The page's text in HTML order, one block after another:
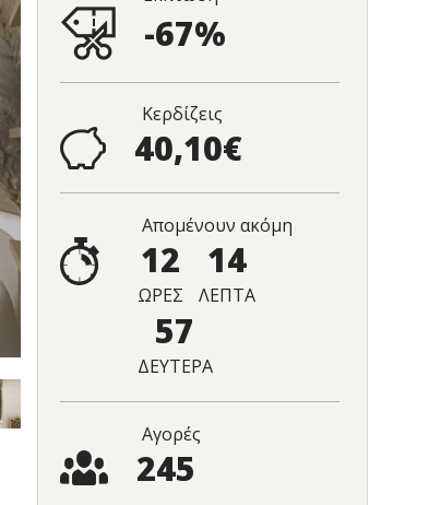
-67%
Κερδίζεις
40,10€
Απομένουν ακόμη
12
ΩΡΕΣ
14
ΛΕΠΤΑ
56
ΔΕΥΤΕΡΑ
Αγορές
245